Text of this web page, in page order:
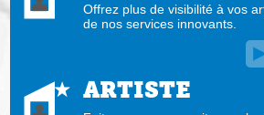
Offrez plus de visibilité à vos
de nos services innovants.
ARTISTE